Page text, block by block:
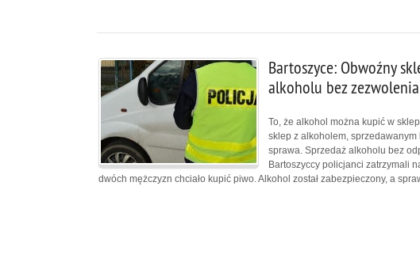
Bartoszyce: Obwoźny
alkoholu bez zezwolenia
To, że alkohol można kupić w
sklep z alkoholem,
sprawa. Sprzedaż alkoholu bez
Bartoszyccy policjanci zatrzymali
dwóch mężczyzn chciało kupić piwo. Alkohol został zabezpieczony, a